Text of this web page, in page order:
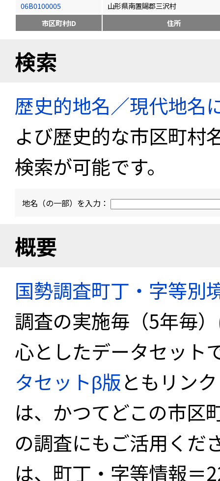
06B0100005
山形県南置賜郡三沢村
市区町村ID
住所
検索
歴史的地名／現代地名
よび歴史的な市区町村
検索が可能です。
地名（の一部）を入力：
概要
国勢調査町丁・字等別
調査の実施毎（5年毎
心としたデータセット
タセットβ版ともリン
は、かつてどこの市区
の調査にもご活用くだ
は、町丁・字等情報＝